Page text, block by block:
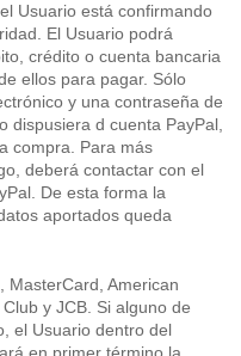
Usuario está confirmando
El Usuario podrá
crédito o cuenta bancaria
ellos para pagar. Sólo
y una contraseña de
dispusiera d cuenta PayPal,
compra. Para más
deberá contactar con el
De esta forma la
aportados queda
American
y JCB. Si alguno de
el Usuario dentro del